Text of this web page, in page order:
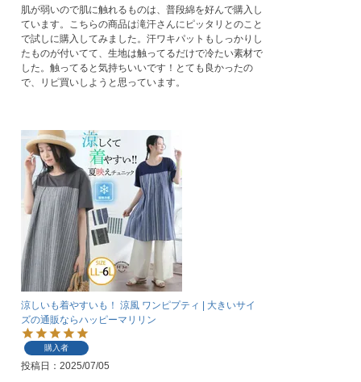
肌が弱いので肌に触れるものは、普段綿を好んで購入し
ています。こちらの商品は滝汗さんにピッタリとのこと
で試しに購入してみました。汗ワキパットもしっかりし
たものが付いてて、生地は触ってるだけで冷たい素材で
した。触ってると気持ちいいです！とても良かったの
で、リピ買いしようと思っています。
涼しいも着やすいも！ 涼風 ワンピプティ | 大きいサイ
ズの通販ならハッピーマリリン
購入者
投稿日 2025/07/05